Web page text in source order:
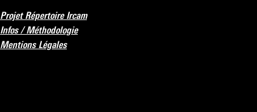
Projet Répertoire Ircam
Infos / Méthodologie
Mentions Légales